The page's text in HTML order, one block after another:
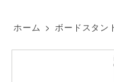
ホーム > ボードスタン